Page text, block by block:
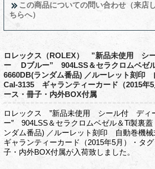
この商品についての問い合わせ（来店
ちらへ）
ロレックス（ROLEX） ”新品未使用 シ
ー Dブルー” 904LSS＆セラクロムベゼ
6660DB(ランダム番品) ／ルーレット刻印
Cal-3135 ギャランティーカード（2015年
ース・冊子・内外BOX付属
ロレックス ”新品未使用 シール付 デ
ー” 904LSS＆セラクロムベゼル＆Ti製裏
ンダム番品) ／ルーレット刻印 自動巻機
ギャランティーカード（2015年5月）・タ
子・内外BOX付属が入荷致しました。